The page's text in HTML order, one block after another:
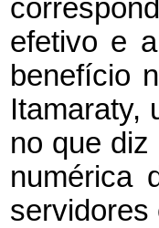
efetivo e
benefício
Itamaraty,
no que
numérica
servidores